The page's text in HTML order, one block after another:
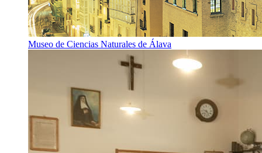
Museo de Ciencias Naturales de Álava